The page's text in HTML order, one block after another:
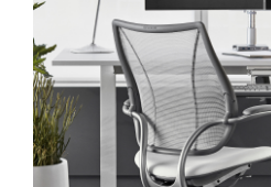
SIGN IN WITH SSO
Mot de passe oublié
France
Select
Region